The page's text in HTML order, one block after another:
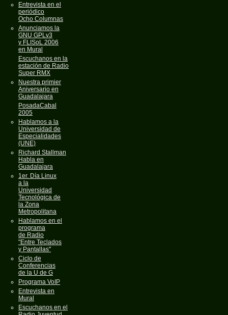
Entrevista en el
periódico
Ocho Columnas
Anunciamos la
GNU GPLv3
y FLISoL 2006
en Mural
Escuchanos en la
estación de Radio
Super RMX
Nuestra primier
Aniversario en
Guadalajara
PosadaCabal
2005
Hablamos a la
Universidad de
Especialidades
(UNE)
Richard Stallman
Habla en
Guadalajara
1er. Día Linux
a la
Universidad
Tecnológica de
la Zona
Metropolitana
Hablamos en el
programa
de Radio
"Entre Teclados
y Pantallas"
Ciclo de
Conferencias
de la U de G
Programa VoIP
Entrevista en
Mural
Escuchanos en el